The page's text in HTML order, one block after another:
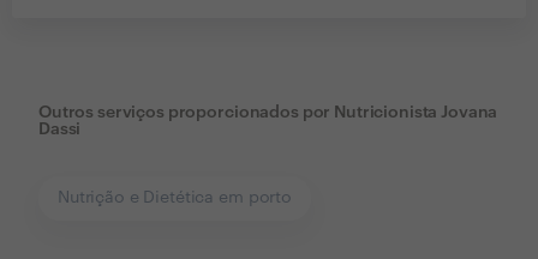
Outros serviços proporcionados por Nutricionista Jovana
Dassi
Nutrição e Dietética em porto